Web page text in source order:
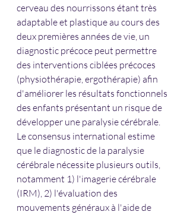
cerveau des nourrissons étant très
adaptable et plastique au cours des
deux premières années de vie, un
diagnostic précoce peut permettre
des interventions ciblées précoces
(physiothérapie, ergothérapie) afin
d'améliorer les résultats fonctionnels
des enfants présentant un risque de
développer une paralysie cérébrale.
Le consensus international estime
que le diagnostic de la paralysie
cérébrale nécessite plusieurs outils,
notamment 1) l'imagerie cérébrale
(IRM), 2) l'évaluation des
mouvements généraux à l'aide de